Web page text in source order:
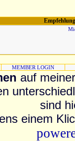
MEMBER LOGIN
auf
sind
einem